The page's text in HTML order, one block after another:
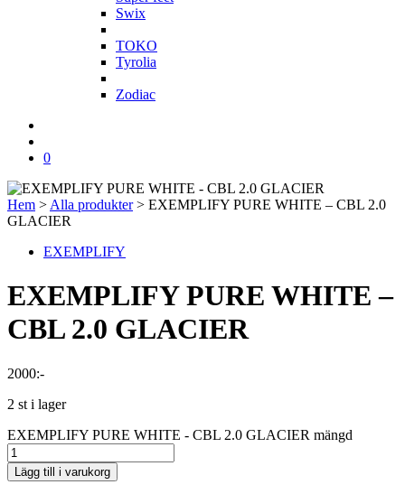
Swix
TOKO
Tyrolia
Zodiac
0
Hem > Alla produkter> EXEMPLIFY PURE WHITE – CBL 2.0
GLACIER
EXEMPLIFY
EXEMPLIFY PURE WHITE –
CBL 2.0 GLACIER
2000:-
2 st i lager
EXEMPLIFY PURE WHITE - CBL 2.0 GLACIER mängd
Lägg till i varukorg